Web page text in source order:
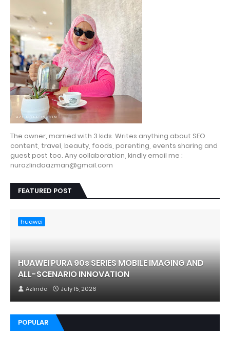
The owner, married with 3 kids. Writes anything about SEO
content, travel, beauty, foods, parenting, events sharing and
guest post too. Any collaboration, kindly email me :
nurazlindaazman@gmail.com
FEATURED POST
huawei
HUAWEI PURA 90s SERIES MOBILE IMAGING AND
ALL-SCENARIO INNOVATION
Azlinda July 15, 2026
POPULAR